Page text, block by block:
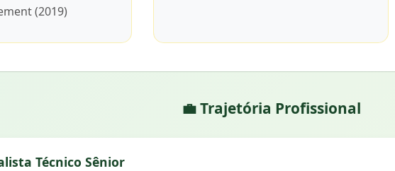
(2019)
💼 Trajetória Profissional
Técnico Sênior